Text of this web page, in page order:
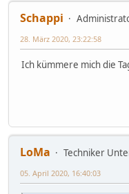
Schappi
28. März 2020, 23:22:58
Ich kümmere mich die
LoMa
Techniker
05. April 2020, 16:40:03